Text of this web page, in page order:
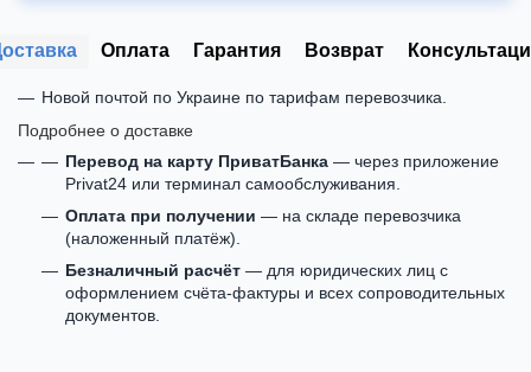
Оплата Гарантия Возврат
Новой почтой по Украине по тарифам перевозчика.
Подробнее о доставке
Перевод на карту ПриватБанка — через приложение
Privat24 или терминал самообслуживания.
Оплата при получении — на складе перевозчика
(наложенный платёж).
Безналичный расчёт — для юридических лиц с
оформлением счёта-фактуры и всех сопроводительных
документов.